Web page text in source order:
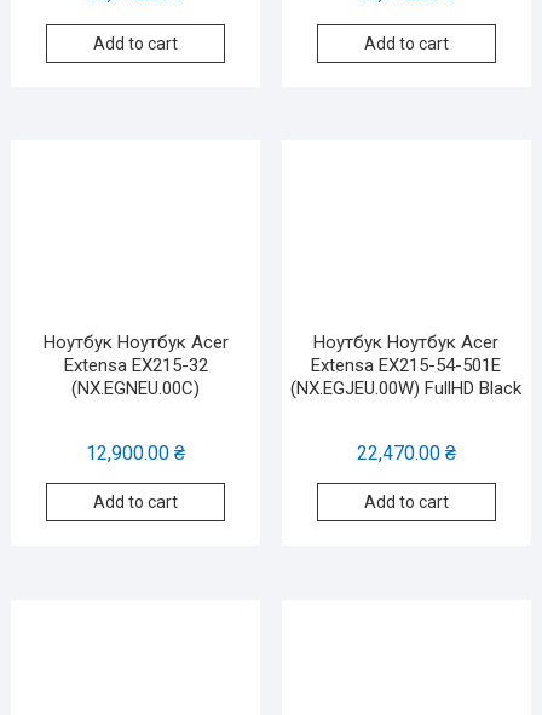
Add to cart Add to cart
Ноутбук Ноутбук Acer
Extensa EX215-32
(NX.EGNEU.00C)
12,900.00₴
Add to cart
Ноутбук Ноутбук Acer
Extensa EX215-54-501E
(NX.EGJEU.00W) FullHD Black
22,470.00 ₴
Add to cart